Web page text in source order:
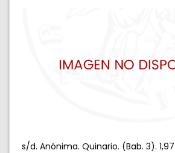
s/d. Anónima. Quinario. (Bab. 3).